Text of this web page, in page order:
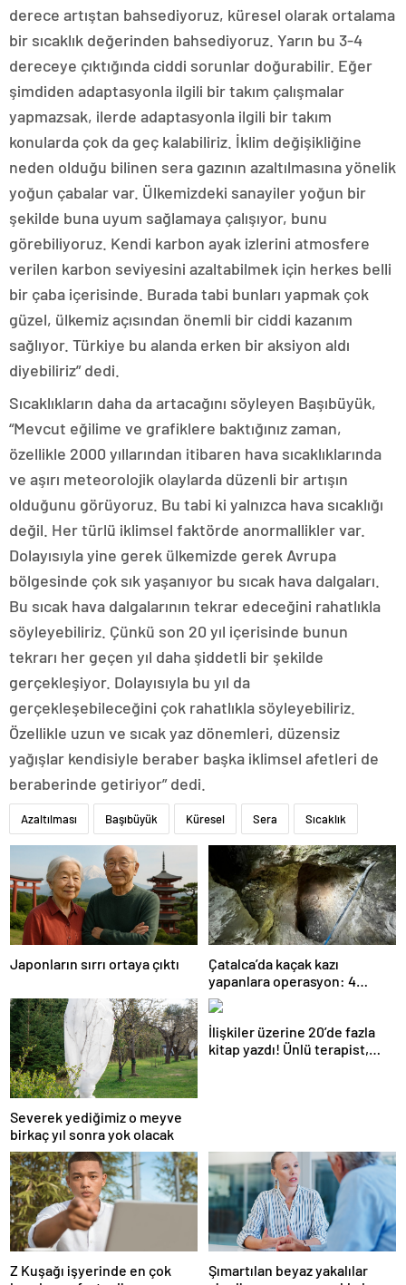
derece artıştan bahsediyoruz, küresel olarak ortalama
bir sıcaklık değerinden bahsediyoruz. Yarın bu 3-4
dereceye çıktığında ciddi sorunlar doğurabilir. Eğer
şimdiden adaptasyonla ilgili bir takım çalışmalar
yapmazsak, ilerde adaptasyonla ilgili bir takım
konularda çok da geç kalabiliriz. İklim değişikliğine
neden olduğu bilinen sera gazının azaltılmasına yönelik
yoğun çabalar var. Ülkemizdeki sanayiler yoğun bir
şekilde buna uyum sağlamaya çalışıyor, bunu
görebiliyoruz. Kendi karbon ayak izlerini atmosfere
verilen karbon seviyesini azaltabilmek için herkes belli
bir çaba içerisinde. Burada tabi bunları yapmak çok
güzel, ülkemiz açısından önemli bir ciddi kazanım
sağlıyor. Türkiye bu alanda erken bir aksiyon aldı
diyebiliriz” dedi.
Sıcaklıkların daha da artacağını söyleyen Başıbüyük,
“Mevcut eğilime ve grafiklere baktığınız zaman,
özellikle 2000 yıllarından itibaren hava sıcaklıklarında
ve aşırı meteorolojik olaylarda düzenli bir artışın
olduğunu görüyoruz. Bu tabi ki yalnızca hava sıcaklığı
değil. Her türlü iklimsel faktörde anormallikler var.
Dolayısıyla yine gerek ülkemizde gerek Avrupa
bölgesinde çok sık yaşanıyor bu sıcak hava dalgaları.
Bu sıcak hava dalgalarının tekrar edeceğini rahatlıkla
söyleyebiliriz. Çünkü son 20 yıl içerisinde bunun
tekrarı her geçen yıl daha şiddetli bir şekilde
gerçekleşiyor. Dolayısıyla bu yıl da
gerçekleşebileceğini çok rahatlıkla söyleyebiliriz.
Özellikle uzun ve sıcak yaz dönemleri, düzensiz
yağışlar kendisiyle beraber başka iklimsel afetleri de
beraberinde getiriyor” dedi.
Azaltılması Başıbüyük Küresel Sera Sıcaklık
Japonların sırrı ortaya çıktı
Çatalca’da kaçak kazı
yapanlara operasyon: 4
gözaltı
Severek yediğimiz o meyve
birkaç yıl sonra yok olacak
İlişkiler üzerine 20’de fazla
kitap yazdı! Ünlü terapist,
Z Kuşağı işyerinde en çok
Şımartılan beyaz yakalılar